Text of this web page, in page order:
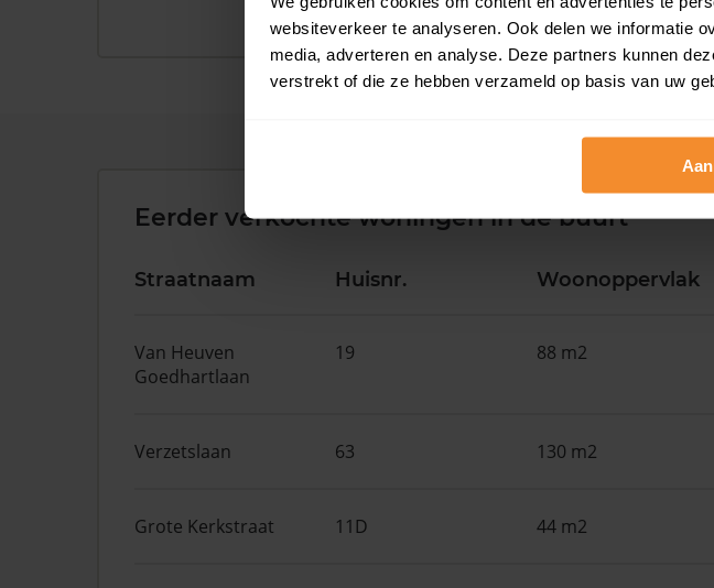
websiteverkeer te analyseren. Ook delen we informatie
media, adverteren en analyse. Deze partners kunnen
verstrekt of die ze hebben verzameld op basis van uw
Eerder verkochte woningen in de buurt
Straatnaam Huisnr. Woonoppervlak
Van Heuven
Goedhartlaan
19 88 m2
Verzetslaan 63 130 m2
Grote Kerkstraat 11D 44 m2